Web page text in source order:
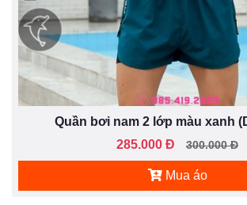
Quần bơi nam 2 lớp màu xanh
285.000 Đ
300.000 Đ
Mua áo